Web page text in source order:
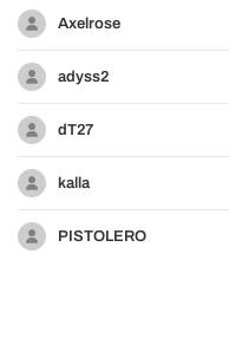
Axelrose
adyss2
dT27
kalla
PISTOLERO